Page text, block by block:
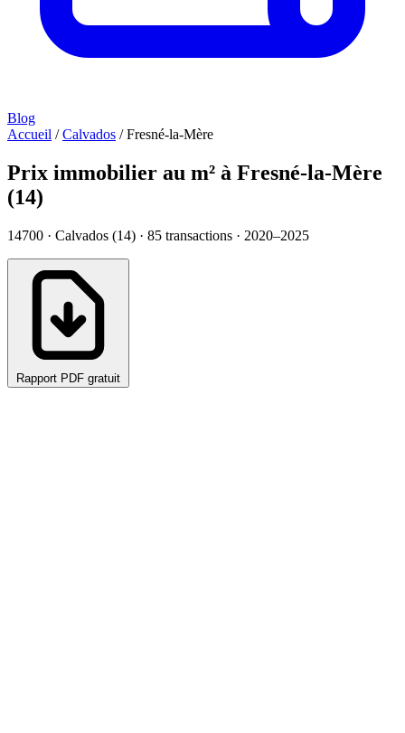
Blog
Accueil / Calvados / Fresné-la-Mère
Prix immobilier au m² à Fresné-la-Mère
(14)
14700 · Calvados (14) · 85 transactions · 2020–2025
Rapport PDF gratuit